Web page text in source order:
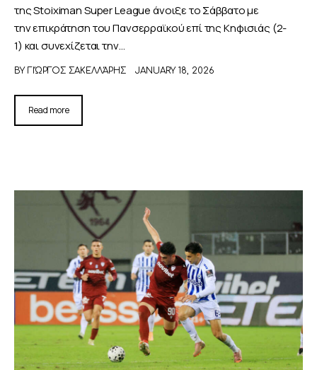
της Stoiximan Super League άνοιξε το Σάββατο με
την επικράτηση του Πανσερραϊκού επί της Κηφισιάς (2-
1) και συνεχίζεται την…
BY ΓΙΏΡΓΟΣ ΣΑΚΕΛΛΆΡΗΣ JANUARY 18, 2026
Read more